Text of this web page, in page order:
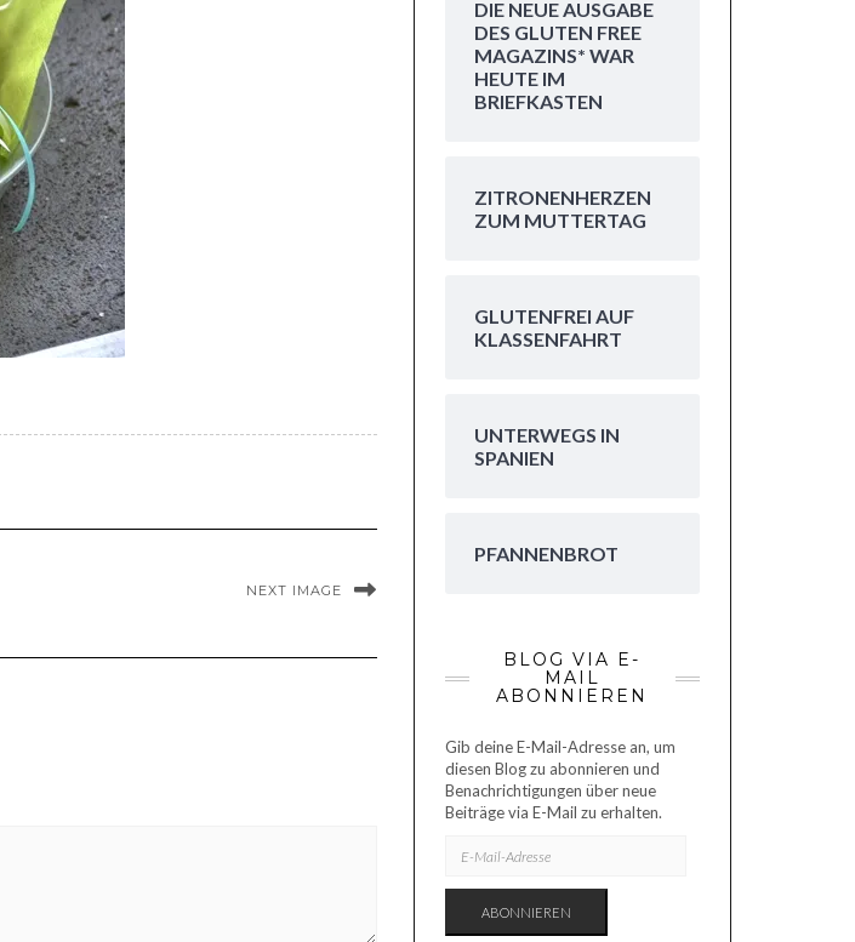
NEXT IMAGE
DIE NEUE AUSGABE
DES GLUTEN FREE
MAGAZINS* WAR
HEUTE IM
BRIEFKASTEN
ZITRONENHERZEN
ZUM MUTTERTAG
GLUTENFREI AUF
KLASSENFAHRT
UNTERWEGS IN
SPANIEN
PFANNENBROT
BLOG VIA E-
MAIL
ABONNIEREN
Gib deine E-Mail-Adresse an, um
diesen Blog zu abonnieren und
Benachrichtigungen über neue
Beiträge via E-Mail zu erhalten.
MAIL-
ABONNIEREN